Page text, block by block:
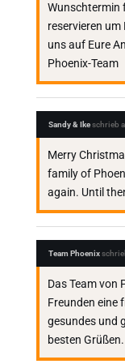
Wunschtermin
reservieren um
uns auf Eure
Phoenix-Team
Sandy & Ikeschrieb
Merry
family of
again. Until
Team Phoenix
Das Team von
Freunden eine
gesundes und
besten